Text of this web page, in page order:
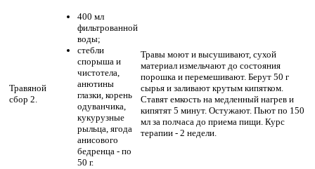
Травяной
сбор 2.
400 мл
фильтрованной
воды;
стебли
спорыша и
чистотела,
анютины
глазки, корень
одуванчика,
кукурузные
рыльца, ягода
анисового
бедренца - по
50 г.
Травы моют и высушивают, сухой
материал измельчают до состояния
порошка и перемешивают. Берут 50 г
сырья и заливают крутым кипятком.
Ставят емкость на медленный нагрев и
кипятят 5 минут. Остужают. Пьют по 150
мл за полчаса до приема пищи. Курс
терапии - 2 недели.